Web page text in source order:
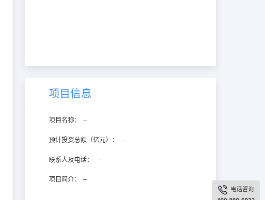
项目信息
项目名称： --
预计投资总额（亿元）： --
联系人及电话： --
项目简介： --
电话咨询